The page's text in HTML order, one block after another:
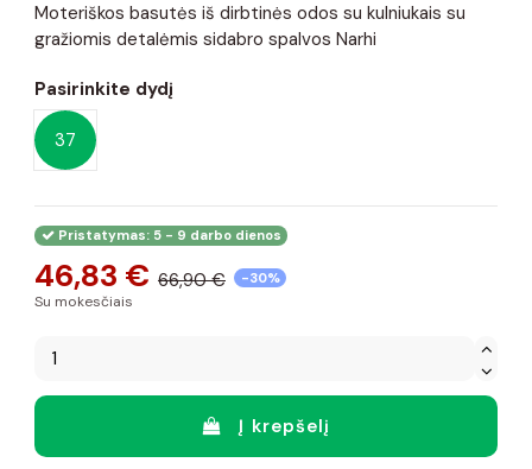
Moteriškos basutės iš dirbtinės odos su kulniukais su
gražiomis detalėmis sidabro spalvos Narhi
Pasirinkite dydį
37
Pristatymas: 5 - 9 darbo dienos
46,83 € 66,90 € -30%
Su mokesčiais
Į krepšelį